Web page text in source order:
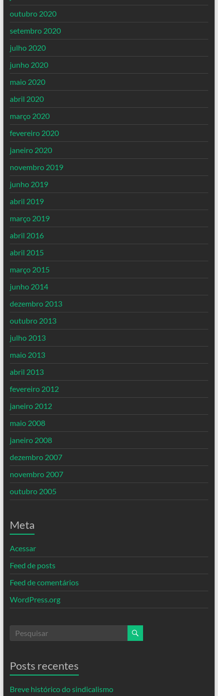
outubro 2020
setembro 2020
julho 2020
junho 2020
maio 2020
abril 2020
março 2020
fevereiro 2020
janeiro 2020
novembro 2019
junho 2019
abril 2019
março 2019
abril 2016
abril 2015
março 2015
junho 2014
dezembro 2013
outubro 2013
julho 2013
maio 2013
abril 2013
fevereiro 2012
janeiro 2012
maio 2008
janeiro 2008
dezembro 2007
novembro 2007
outubro 2005
Meta
Acessar
Feed de posts
Feed de comentários
WordPress.org
Posts recentes
Breve histórico do sindicalismo